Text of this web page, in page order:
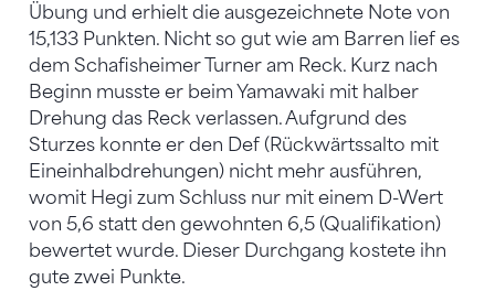
Übung und erhielt die ausgezeichnete Note von
15,133 Punkten. Nicht so gut wie am Barren lief es
dem Schafisheimer Turner am Reck. Kurz nach
Beginn musste er beim Yamawaki mit halber
Drehung das Reck verlassen. Aufgrund des
Sturzes konnte er den Def (Rückwärtssalto mit
Eineinhalbdrehungen) nicht mehr ausführen,
womit Hegi zum Schluss nur mit einem D-Wert
von 5,6 statt den gewohnten 6,5 (Qualifikation)
bewertet wurde. Dieser Durchgang kostete ihn
gute zwei Punkte.